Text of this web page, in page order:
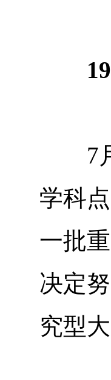
7月1
学科
一批
决定
究型